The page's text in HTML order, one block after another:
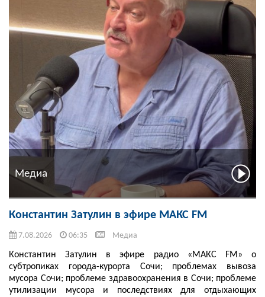
Медиа
Константин Затулин в эфире МАКС FM
7.08.2026 06:35 Медиа
Константин Затулин в эфире радио «МАКС FM» о
субтропиках города-курорта Сочи; проблемах вывоза
мусора Сочи; проблеме здравоохранения в Сочи; проблеме
утилизации мусора и последствиях для отдыхающих